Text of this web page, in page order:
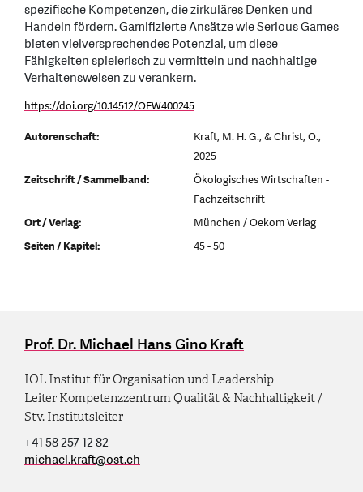
spezifische Kompetenzen, die zirkuläres Denken und
Handeln fördern. Gamifizierte Ansätze wie Serious Games
bieten vielversprechendes Potenzial, um diese
Fähigkeiten spielerisch zu vermitteln und nachhaltige
Verhaltensweisen zu verankern.
https://doi.org/10.14512/OEW400245
Autorenschaft:
Kraft, M. H. G., & Christ, O.,
2025
Zeitschrift / Sammelband:
Ökologisches Wirtschaften -
Fachzeitschrift
Ort / Verlag:
München / Oekom Verlag
Seiten / Kapitel:
45 - 50
Prof. Dr. Michael Hans Gino Kraft
IOL Institut für Organisation und Leadership
Leiter Kompetenzzentrum Qualität & Nachhaltigkeit /
Stv. Institutsleiter
+41 58 257 12 82
michael.kraft@ost.ch